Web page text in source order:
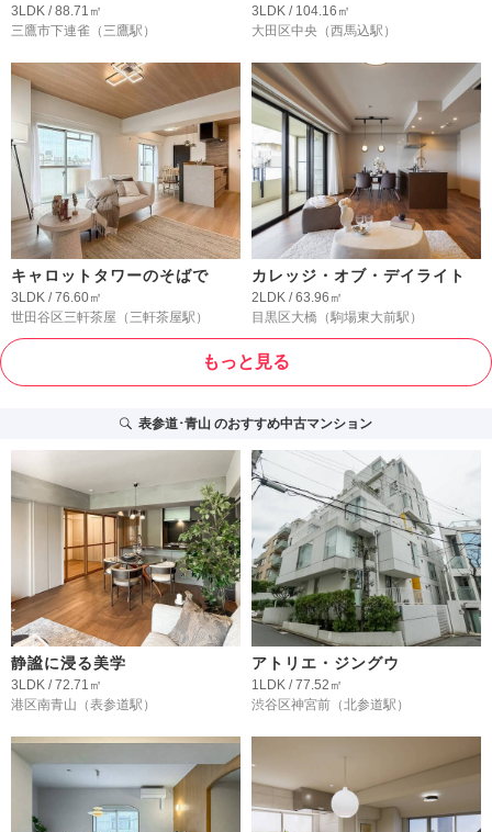
3LDK / 88.71㎡
三鷹市下連雀 （三鷹駅）
3LDK / 104.16㎡
大田区中央 （西馬込駅）
キャロットタワーのそばで
3LDK / 76.60㎡
世田谷区三軒茶屋 （三軒茶屋駅）
カレッジ・オブ・デイライト
2LDK / 63.96㎡
目黒区大橋 （駒場東大前駅）
もっと見る
表参道･青山のおすすめ中古マンション
静謐に浸る美学
3LDK / 72.71㎡
港区南青山 （表参道駅）
アトリエ・ジングウ
1LDK / 77.52㎡
渋谷区神宮前 （北参道駅）